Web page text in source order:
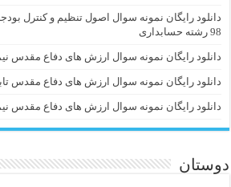
98 رشته حسابداری
دانلود رایگان نمونه سوال ارزش های دفاع مقدس نیمسال
دانلود رایگان نمونه سوال ارزش های دفاع مقدس
دانلود رایگان نمونه سوال ارزش های دفاع مقدس نیمسال
دوستان